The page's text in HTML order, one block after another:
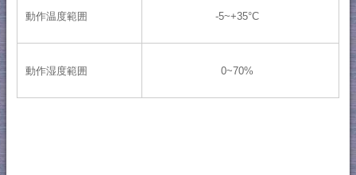
動作温度範囲 -5~+35°C
動作湿度範囲 0~70%